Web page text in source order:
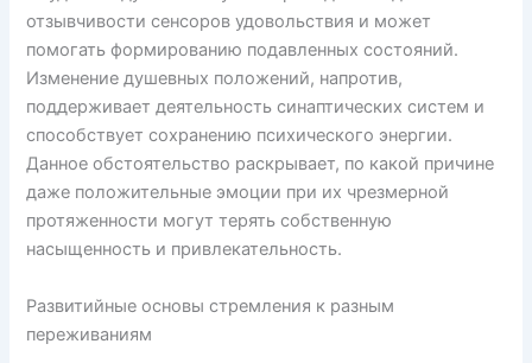
отзывчивости сенсоров удовольствия и может
помогать формированию подавленных состояний.
Изменение душевных положений, напротив,
поддерживает деятельность синаптических систем и
способствует сохранению психического энергии.
Данное обстоятельство раскрывает, по какой причине
даже положительные эмоции при их чрезмерной
протяженности могут терять собственную
насыщенность и привлекательность.
Развитийные основы стремления к разным
переживаниям